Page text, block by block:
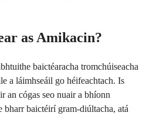
as Amikacin?
baictéaracha tromchúiseacha
a láimhseáil go héifeachtach. Is
an cógas seo nuair a bhíonn
baictéirí gram-diúltacha, atá